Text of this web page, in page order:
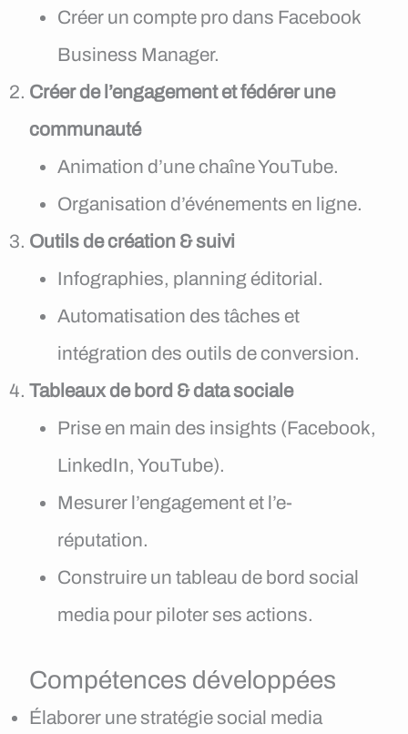
Créer un compte pro dans Facebook
Business Manager.
Créer de l’engagement et fédérer une
communauté
Animation d’une chaîne YouTube.
Organisation d’événements en ligne.
Outils de création & suivi
Infographies, planning éditorial.
Automatisation des tâches et
intégration des outils de conversion.
Tableaux de bord & data sociale
Prise en main des insights (Facebook,
LinkedIn, YouTube).
Mesurer l’engagement et l’e-
réputation.
Construire un tableau de bord social
media pour piloter ses actions.
Compétences développées
Élaborer une stratégie social media